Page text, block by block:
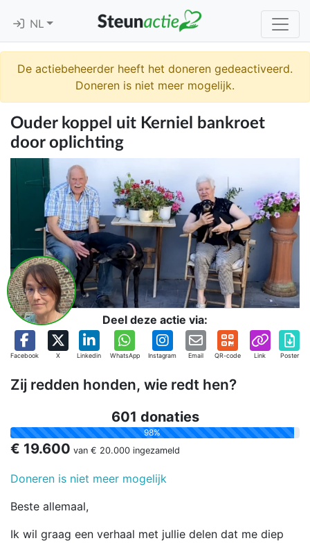
NL
De actiebeheerder heeft het doneren gedeactiveerd.
Doneren is niet meer mogelijk.
Ouder koppel uit Kerniel bankroet
door oplichting
Deel deze actie via:
Facebook X Linkedin WhatsApp Instagram Email QR-code Link Poster
Zij redden honden, wie redt hen?
601 donaties
98%
€ 19.600 van € 20.000 ingezameld
Doneren is niet meer mogelijk
Beste allemaal,
Ik wil graag een verhaal met jullie delen dat me diep